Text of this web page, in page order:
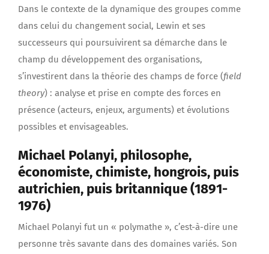
Dans le contexte de la dynamique des groupes comme
dans celui du changement social, Lewin et ses
successeurs qui poursuivirent sa démarche dans le
champ du développement des organisations,
s’investirent dans la théorie des champs de force (field
theory) : analyse et prise en compte des forces en
présence (acteurs, enjeux, arguments) et évolutions
possibles et envisageables.
Michael Polanyi, philosophe,
économiste, chimiste, hongrois, puis
autrichien, puis britannique (1891-
1976)
Michael Polanyi fut un « polymathe », c’est-à-dire une
personne très savante dans des domaines variés. Son